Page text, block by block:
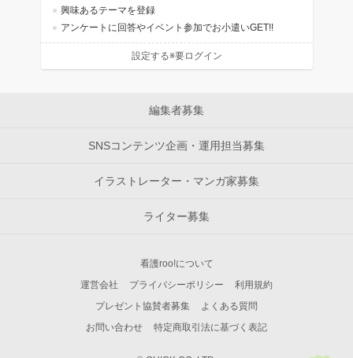
興味あるテーマを登録
アンケートに回答やイベント参加でお小遣いGET!!
設定する※要ログイン
編集者募集
SNSコンテンツ企画・運用担当募集
イラストレーター・マンガ家募集
ライター募集
看護roo!について
運営会社
プライバシーポリシー
利用規約
プレゼント協賛者募集
よくある質問
お問い合わせ
特定商取引法に基づく表記